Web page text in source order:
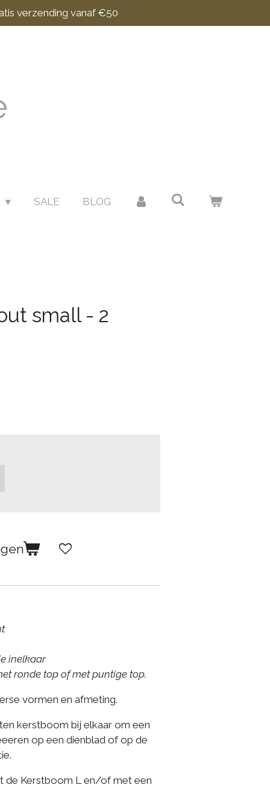
verzending vanaf €50
SALE BLOG
small - 2
inelkaar
ronde top of met puntige top.
vormen en afmeting.
kerstboom bij elkaar om een
op een dienblad of op de
de Kerstboom L en/of met een